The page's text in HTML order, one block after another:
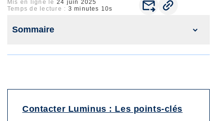
Mis en ligne le 24 juin 2025
Temps de lecture : 3 minutes 10s
Sommaire
1.1. Comment contacter le producteur d’électricité et
1.3. À quelle adresse envoyer mon courrier à Luminus ?
2. Réclamations et litiges avec Luminus
Contacter Luminus : Les points-clés